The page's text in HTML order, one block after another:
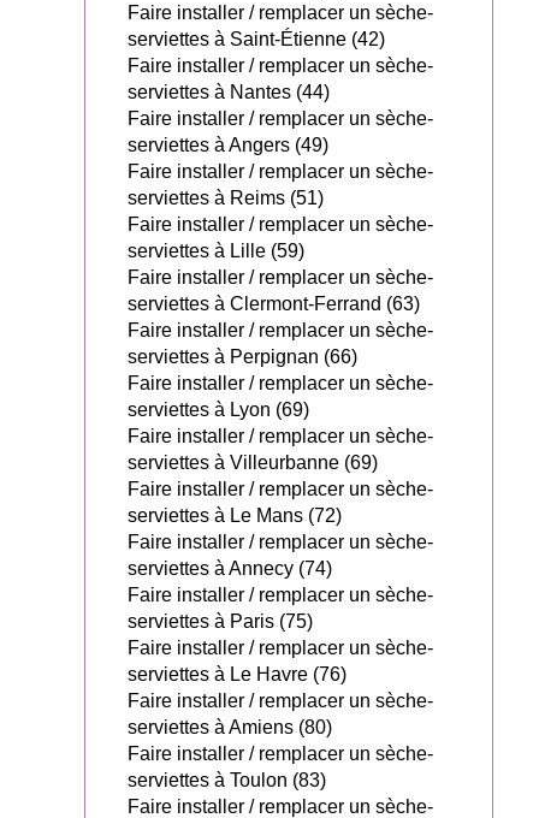
Faire installer / remplacer un sèche-
serviettes à Saint-Étienne (42)
Faire installer / remplacer un sèche-
serviettes à Nantes (44)
Faire installer / remplacer un sèche-
serviettes à Angers (49)
Faire installer / remplacer un sèche-
serviettes à Reims (51)
Faire installer / remplacer un sèche-
serviettes à Lille (59)
Faire installer / remplacer un sèche-
serviettes à Clermont-Ferrand (63)
Faire installer / remplacer un sèche-
serviettes à Perpignan (66)
Faire installer / remplacer un sèche-
serviettes à Lyon (69)
Faire installer / remplacer un sèche-
serviettes à Villeurbanne (69)
Faire installer / remplacer un sèche-
serviettes à Le Mans (72)
Faire installer / remplacer un sèche-
serviettes à Annecy (74)
Faire installer / remplacer un sèche-
serviettes à Paris (75)
Faire installer / remplacer un sèche-
serviettes à Le Havre (76)
Faire installer / remplacer un sèche-
serviettes à Amiens (80)
Faire installer / remplacer un sèche-
serviettes à Toulon (83)
Faire installer / remplacer un sèche-